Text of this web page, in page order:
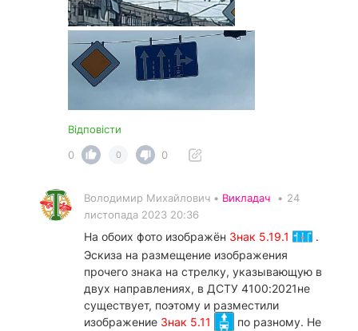
Відповісти
0
0 0
Володимир Михайлович • Викладач • 24
листопада 2023 20:36
На обоих фото изображён Знак 5.19.1
.
Эскиза на размещение изображения
прочего знака на стрелку, указывающую в
двух направлениях, в ДСТУ 4100:2021не
существует, поэтому и разместили
изображение Знак 5.11
по разному. Не